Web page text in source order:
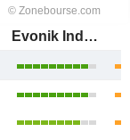
Evonik Industries AG